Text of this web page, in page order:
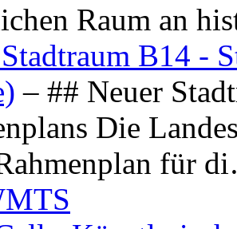
Raum an
B14 -
– ## Neuer
Die
für